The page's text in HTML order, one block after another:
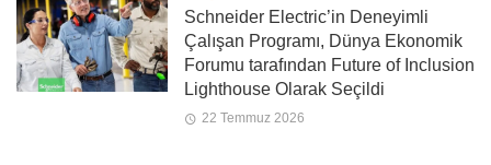
Schneider Electric’in Deneyimli
Çalışan Programı, Dünya Ekonomik
Forumu tarafından Future of Inclusion
Lighthouse Olarak Seçildi
22 Temmuz 2026